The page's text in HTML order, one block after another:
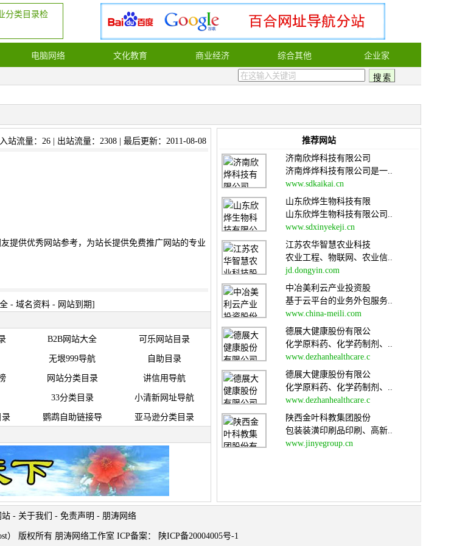
分类目录检
电脑网络 文化教育 商业经济 综合其他 企业家
入站流量：26 | 出站流量：2308 | 最后更新：2011-08-08
提供优秀网站参考，为站长提供免费推广网站的专业
- 域名资料 - 网站到期]
B2B网站大全 可乐网站目录
无垠999导航 自助目录
网站分类目录 讲信用导航
33分类目录 小清新网址导航
录 鹦鹉自助链接导
亚马逊分类目录
推荐网站
济南欣烨科技有限公司
济南烨烨科技有限公司是一..
www.sdkaikai.cn
山东欣烨生物科技有限
山东欣烨生物科技有限公司..
www.sdxinyekeji.cn
江苏农华智慧农业科技
农业工程、物联网、农业信..
jd.dongyin.com
中冶美利云产业投资股
基于云平台的业务外包服务..
www.china-meili.com
德展大健康股份有限公
化学原料药、化学药制剂、..
www.dezhanhealthcare.c
德展大健康股份有限公
化学原料药、化学药制剂、..
www.dezhanhealthcare.c
陕西金叶科教集团股份
包装装潢印刷品印刷、高新..
www.jinyegroup.cn
站 - 关于我们 - 免责声明 - 朋涛网络
） 版权所有 朋涛网络工作室 ICP备案： 陕ICP备20004005号-1